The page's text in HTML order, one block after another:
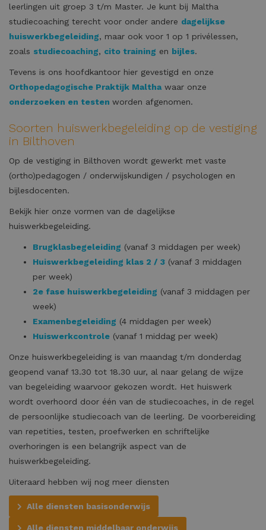
leerlingen uit groep 3 t/m Master. Je kunt bij Maltha
studiecoaching terecht voor onder andere dagelijkse
huiswerkbegeleiding, maar ook voor 1 op 1 privélessen,
zoals studiecoaching, cito training en bijles.
Tevens is ons hoofdkantoor hier gevestigd en onze
Orthopedagogische Praktijk Maltha waar onze
onderzoeken en testen worden afgenomen.
Soorten huiswerkbegeleiding op de vestiging
in Bilthoven
Op de vestiging in Bilthoven wordt gewerkt met vaste
(ortho)pedagogen / onderwijskundigen / psychologen en
bijlesdocenten.
Bekijk hier onze vormen van de dagelijkse
huiswerkbegeleiding.
Brugklasbegeleiding (vanaf 3 middagen per week)
Huiswerkbegeleiding klas 2 / 3 (vanaf 3 middagen
per week)
2e fase huiswerkbegeleiding (vanaf 3 middagen per
week)
Examenbegeleiding (4 middagen per week)
Huiswerkcontrole (vanaf 1 middag per week)
Onze huiswerkbegeleiding is van maandag t/m donderdag
geopend vanaf 13.30 tot 18.30 uur, al naar gelang de wijze
van begeleiding waarvoor gekozen wordt. Het huiswerk
wordt overhoord door één van de studiecoaches, in de regel
de persoonlijke studiecoach van de leerling. De voorbereiding
van repetities, testen, proefwerken en schriftelijke
overhoringen is een belangrijk aspect van de
huiswerkbegeleiding.
Uiteraard hebben wij nog meer diensten
Alle diensten basisonderwijs
Alle diensten middelbaar onderwijs